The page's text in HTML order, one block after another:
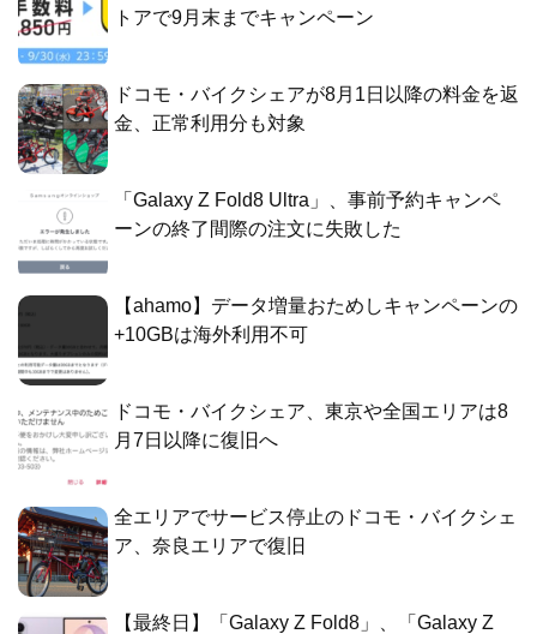
トアで9月末までキャンペーン
ドコモ・バイクシェアが8月1日以降の料金を返
金、正常利用分も対象
「Galaxy Z Fold8 Ultra」、事前予約キャンペ
ーンの終了間際の注文に失敗した
【ahamo】データ増量おためしキャンペーンの
+10GBは海外利用不可
ドコモ・バイクシェア、東京や全国エリアは8
月7日以降に復旧へ
全エリアでサービス停止のドコモ・バイクシェ
ア、奈良エリアで復旧
【最終日】「Galaxy Z Fold8」、「Galaxy Z